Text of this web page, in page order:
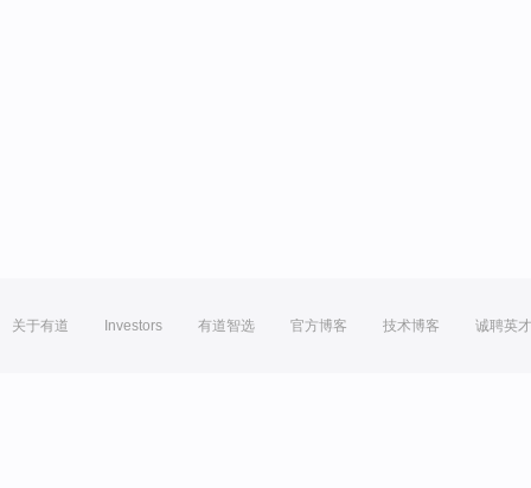
关于有道 Investors 有道智选 官方博客 技术博客 诚聘英才